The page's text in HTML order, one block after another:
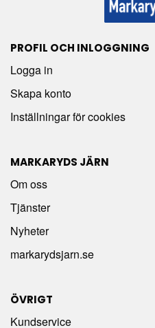
PROFIL OCH INLOGGNING
Logga in
Skapa konto
Inställningar för cookies
MARKARYDS JÄRN
Om oss
Tjänster
Nyheter
markarydsjarn.se
ÖVRIGT
Kundservice